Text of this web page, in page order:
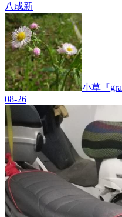
八成新
小草『gra
08-26